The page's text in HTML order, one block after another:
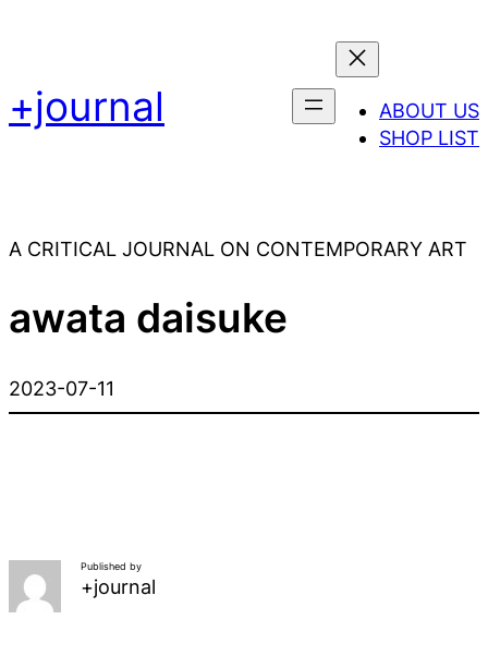
+journal
ABOUT US
SHOP LIST
A CRITICAL JOURNAL ON CONTEMPORARY ART
awata daisuke
2023-07-11
Published by
+journal